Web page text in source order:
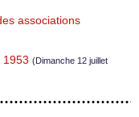
associations
1953 (Dimanche 12 juillet